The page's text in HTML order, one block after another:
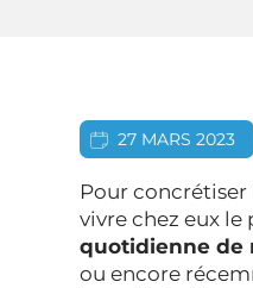
27 MARS 2023
Pour
vivre chez eux
quotidienne de
ou encore